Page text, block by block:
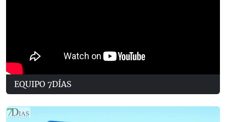
EQUIPO 7DÍAS